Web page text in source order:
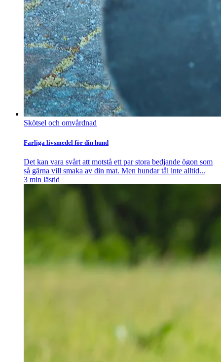
Skötsel och omvårdnad
Farliga livsmedel för din hund
Det kan vara svårt att motstå ett par stora bedjande ögon som
så gärna vill smaka av din mat. Men hundar tål inte alltid...
3 min lästid